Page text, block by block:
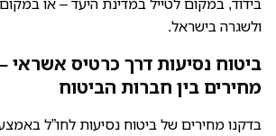
ולשגרה בישראל.
ביטוח נסיעות דרך כרטיס אשראי
מחירים בין חברות הביטוח
בדקנו מחירים של ביטוח נסיעות לחו”ל